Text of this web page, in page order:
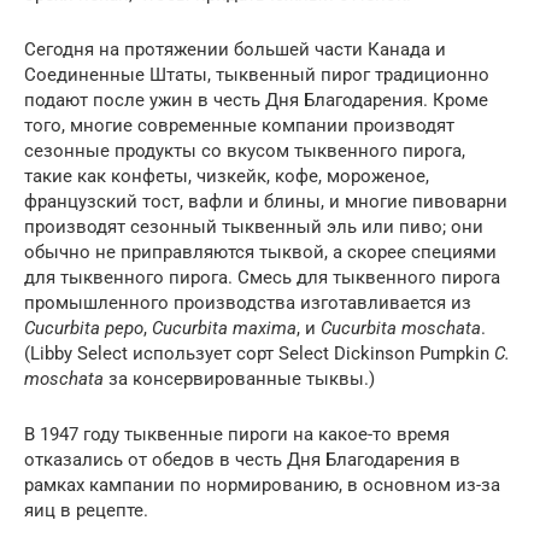
Сегодня на протяжении большей части Канада и
Соединенные Штаты, тыквенный пирог традиционно
подают после ужин в честь Дня Благодарения. Кроме
того, многие современные компании производят
сезонные продукты со вкусом тыквенного пирога,
такие как конфеты, чизкейк, кофе, мороженое,
французский тост, вафли и блины, и многие пивоварни
производят сезонный тыквенный эль или пиво; они
обычно не приправляются тыквой, а скорее специями
для тыквенного пирога. Смесь для тыквенного пирога
промышленного производства изготавливается из
Cucurbita pepo, Cucurbita maxima, и Cucurbita moschata.
(Libby Select использует сорт Select Dickinson Pumpkin C.
moschata за консервированные тыквы.)
В 1947 году тыквенные пироги на какое-то время
отказались от обедов в честь Дня Благодарения в
рамках кампании по нормированию, в основном из-за
яиц в рецепте.